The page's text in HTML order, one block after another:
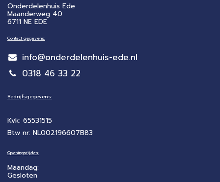
Onderdelenhuis Ede
Maanderweg 40
6711 NE EDE
Contact gegevens:
info@onderdelenhuis-ede.nl
0318 46 33 22
Bedrijfsgegevens:
Kvk: 65531515
Btw nr: NL002196607B83
Openingstijden:
Maandag:
Gesloten